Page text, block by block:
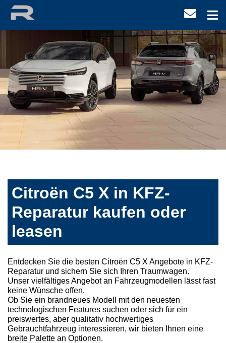
Citroën C5 X in KFZ-
Reparatur kaufen oder
leasen
Entdecken Sie die besten Citroën C5 X Angebote in KFZ-
Reparatur und sichern Sie sich Ihren Traumwagen.
Unser vielfältiges Angebot an Fahrzeugmodellen lässt fast
keine Wünsche offen.
Ob Sie ein brandneues Modell mit den neuesten
technologischen Features suchen oder sich für ein
preiswertes, aber qualitativ hochwertiges
Gebrauchtfahrzeug interessieren, wir bieten Ihnen eine
breite Palette an Optionen.